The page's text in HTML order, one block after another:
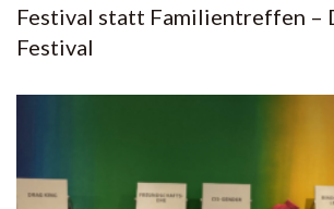
Festival statt Familientreffen –
Festival